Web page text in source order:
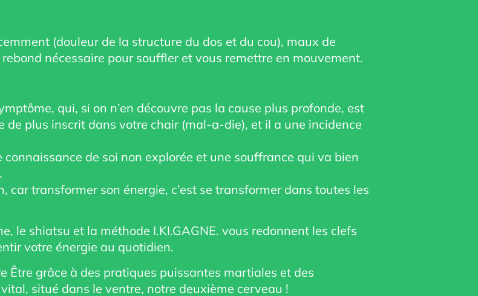
(douleur de la structure du dos et du cou), maux de
nécessaire pour souffler et vous remettre en mouvement.
qui, si on n’en découvre pas la cause plus profonde, est
plus inscrit dans votre chair (mal-a-die), et il a une incidence
de soi non explorée et une souffrance qui va bien
car transformer son énergie, c’est se transformer dans toutes les
le shiatsu et la méthode I.KI.GAGNE. vous redonnent les clefs
votre énergie au quotidien.
Être grâce à des pratiques puissantes martiales et des
situé dans le ventre, notre deuxième cerveau !